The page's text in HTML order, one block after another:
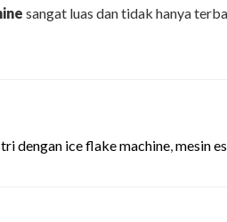
sangat luas dan tidak hanya
dengan ice flake machine,mesin es